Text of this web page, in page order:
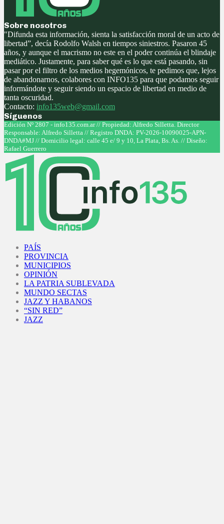
Sobre nosotros
"Difunda esta información, sienta la satisfacción moral de un acto de
libertad”, decía Rodolfo Walsh en tiempos siniestros. Pasaron 45
años, y aunque el macrismo no este en el poder continúa el blindaje
mediático. Justamente, para saber qué es lo que está pasando, sin
pasar por el filtro de los medios hegemónicos, te pedimos que, lejos
de abandonarnos, colabores con INFO135 para que podamos seguir
informándote y seguir siendo un espacio de libertad en medio de
tanta oscuridad.
Contacto: info135web@gmail.com
Síguenos
Facebook
Twitter
Instagram
Youtube
Edición Nº 2807 - info135.com.ar // Propiedad: Alfredo Silletta. Director
Responsable: Alfredo Silletta // Registro DNDA: PV-2026-10090025-APN-
DNDA#MJ // Domicilio legal: calle 45 e/ 9 y 10, La Plata, Bs. As. // Diseño:
Rafael Guerrero
PAÍS
PROVINCIA
MUNICIPIOS
OPINIÓN
LA PATRIA SUBLEVADA
MUNDO SECTAS
JAZZ Y HABANOS
“SIN RED”
JAZZ